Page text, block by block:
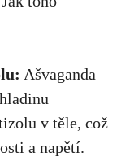
Ašvaganda
v těle, což
a napětí.